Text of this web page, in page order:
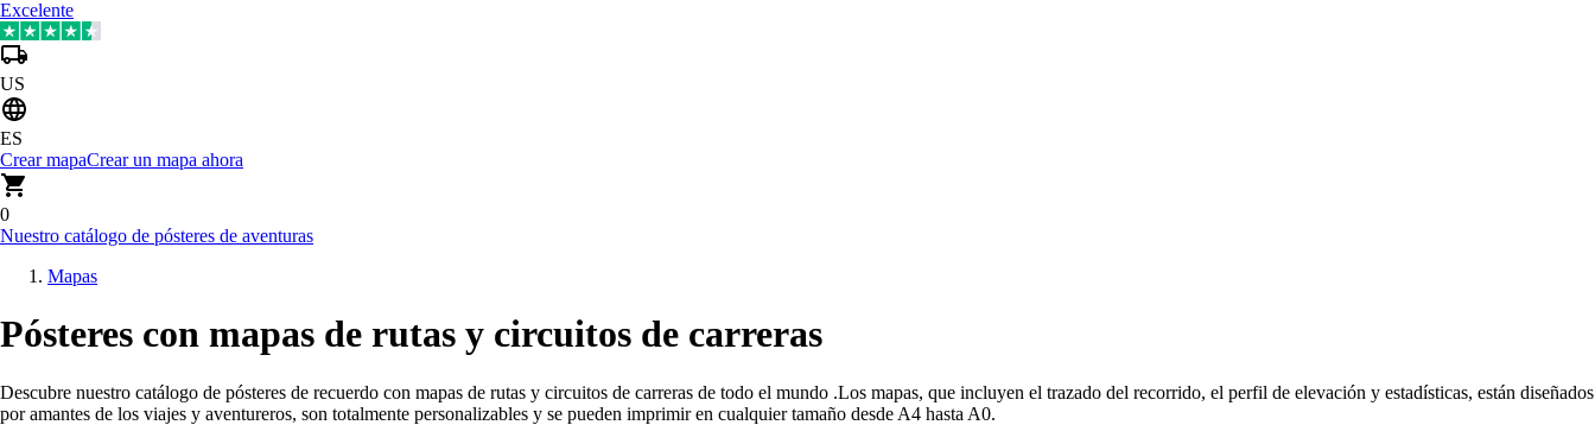
Excelente
US
ES
Crear mapaCrear un mapa ahora
0
Nuestro catálogo de pósteres de aventuras
Mapas
Pósteres con mapas de rutas y circuitos de carreras
Descubre nuestro catálogo de pósteres de recuerdo con mapas de rutas y circuitos de carreras de todo el mundo .Los mapas, que incluyen el trazado del recorrido, el perfil de elevación y estadísticas, están diseñados
por amantes de los viajes y aventureros, son totalmente personalizables y se pueden imprimir en cualquier tamaño desde A4 hasta A0.